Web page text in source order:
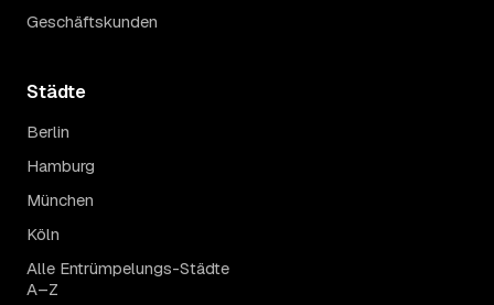
Geschäftskunden
Städte
Berlin
Hamburg
München
Köln
Alle Entrümpelungs-Städte
A–Z